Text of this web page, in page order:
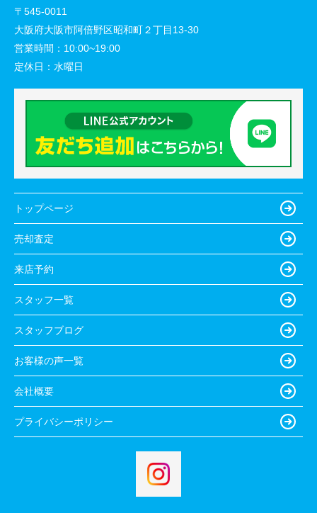
〒545-0011
大阪府大阪市阿倍野区昭和町２丁目13-30
営業時間： 10:00~19:00
定休日： 水曜日
トップページ
売却査定
来店予約
スタッフ一覧
スタッフブログ
お客様の声一覧
会社概要
プライバシーポリシー